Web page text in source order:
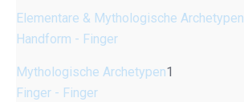
Elementare & Mythologische Archetypen
Handform - Finger
Mythologische Archetypen1
Finger - Finger